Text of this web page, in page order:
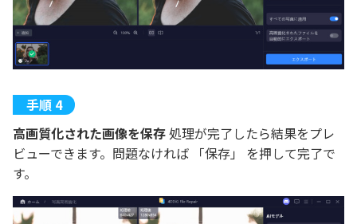
高画質化された画像を保存処理が完了したら結果をプレ
ビューできます。問題なければ 「保存」 を押して完了で
す。